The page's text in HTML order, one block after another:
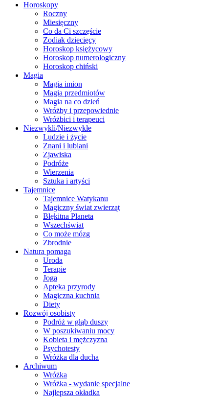
Horoskopy
Roczny
Miesięczny
Co da Ci szczęście
Zodiak dziecięcy
Horoskop księżycowy
Horoskop numerologiczny
Horoskop chiński
Magia
Magia imion
Magia przedmiotów
Magia na co dzień
Wróżby i przepowiednie
Wróżbici i terapeuci
Niezwykli/Niezwykłe
Ludzie i życie
Znani i lubiani
Zjawiska
Podróże
Wierzenia
Sztuka i artyści
Tajemnice
Tajemnice Watykanu
Magiczny świat zwierząt
Błękitna Planeta
Wszechświat
Co może mózg
Zbrodnie
Natura pomaga
Uroda
Terapie
Joga
Apteka przyrody
Magiczna kuchnia
Diety
Rozwój osobisty
Podróż w głąb duszy
W poszukiwaniu mocy
Kobieta i mężczyzna
Psychotesty
Wróżka dla ducha
Archiwum
Wróżka
Wróżka - wydanie specjalne
Najlepsza okładka